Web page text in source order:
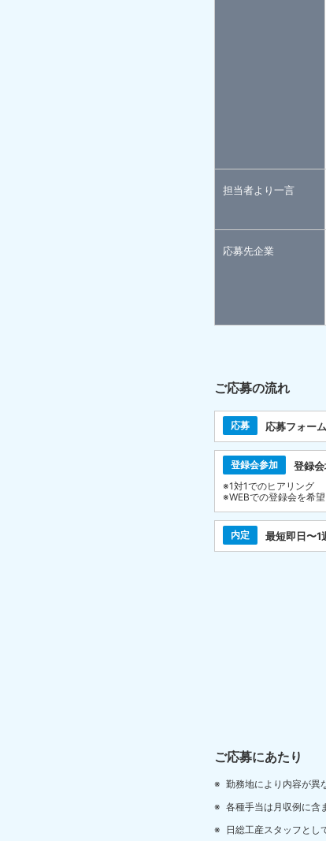
担当者より一言
応募先企業
ご応募の流れ
応募 応募フォー
登録会参加 登録
※1対1でのヒアリング
※WEBでの登録会を希
内定 最短即日〜1
ご応募にあたり
勤務地により内容が異
各種手当は月収例に含
日総工産スタッフとし